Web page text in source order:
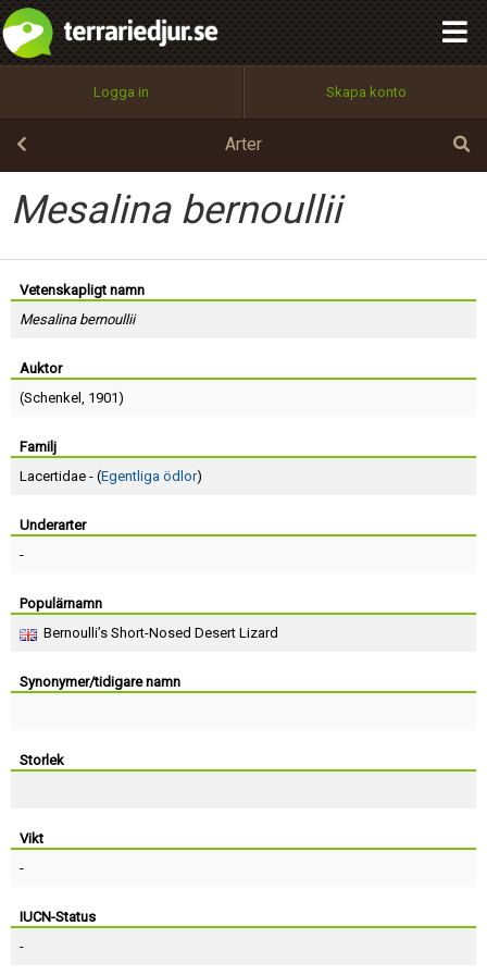
Logga in Skapa konto
Arter
Mesalina bernoullii
Vetenskapligt namn
Mesalina bernoullii
Auktor
(Schenkel , 1901)
Familj
Lacertidae - (Egentliga ödlor)
Underarter
-
Populärnamn
Bernoulli’s Short-Nosed Desert Lizard
Synonymer/tidigare namn
Storlek
Vikt
-
IUCN-Status
-
Utför
100%
OK
integritetspolicy
Namn:
Epost:
Lösenord:
Terms of Service
Begär nytt lösenord
Tillbaka till förstasidan